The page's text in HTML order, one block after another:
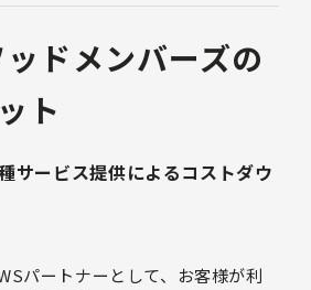
ドメンバーズの
ト
サービス提供によるコストダウ
パートナーとして、お客様が利